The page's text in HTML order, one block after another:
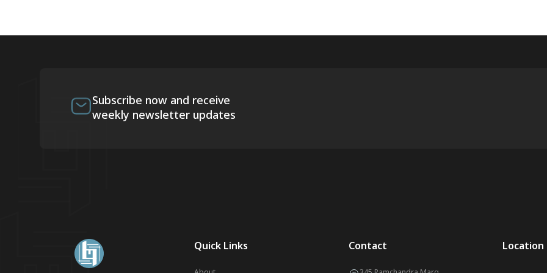
Subscribe now and receive
weekly newsletter updates
Quick Links Contact Location